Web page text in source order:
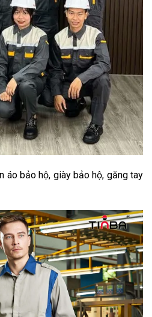
áo bảo hộ, giày bảo hộ, găng tay